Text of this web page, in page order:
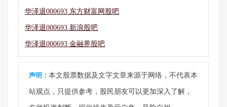
华泽退000693 东方财富网股吧
华泽退000693 新浪股吧
华泽退000693 金融界股吧
声明： 本文股票数据及文字文章来源于网络，不代表本
站观点，只提供参考，股民朋友可以更加深入了解，